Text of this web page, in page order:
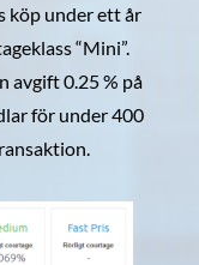
köp under ett år
“Mini”.
avgift 0.25 % på
för under 400